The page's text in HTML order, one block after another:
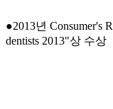
●2013년 Consumer's
dentists 2013"상 수상